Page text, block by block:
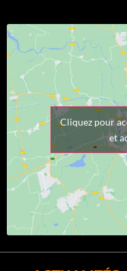
Cliquez pour
et